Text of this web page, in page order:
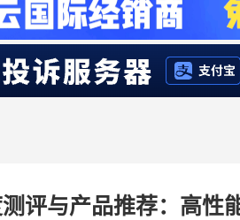
评与产品推荐：高性